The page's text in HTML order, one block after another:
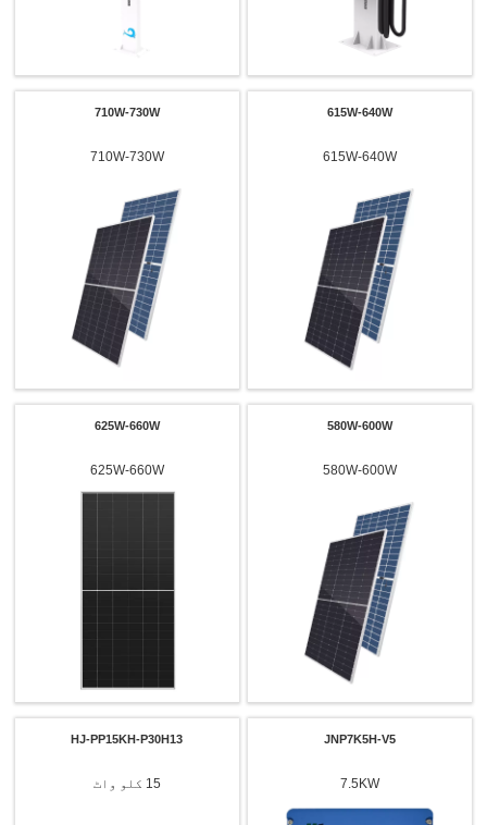
615W-640W
615W-640W
710W-730W
710W-730W
580W-600W
580W-600W
625W-660W
625W-660W
JNP7K5H-V5
7.5KW
HJ-PP15KH-P30H13
15 کلو واٹ